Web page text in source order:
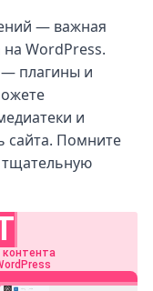
— важная
WordPress.
плагины и
и
сайта. Помните